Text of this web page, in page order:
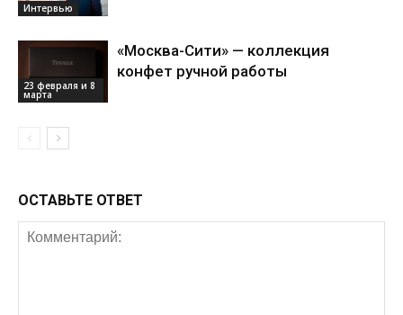
Интервью
23 февраля и 8
марта
«Москва-Сити» — коллекция
конфет ручной работы
ОСТАВЬТЕ ОТВЕТ